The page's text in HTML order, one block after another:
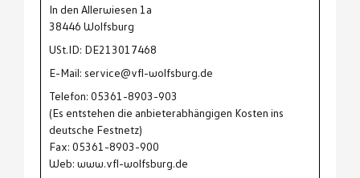
In den Allerwiesen 1a
38446 Wolfsburg
USt.ID: DE213017468
E-Mail: service@vfl-wolfsburg.de
Telefon: 05361-8903-903
(Es entstehen die anbieterabhängigen Kosten ins
deutsche Festnetz)
Fax: 05361-8903-900
Web: www.vfl-wolfsburg.de